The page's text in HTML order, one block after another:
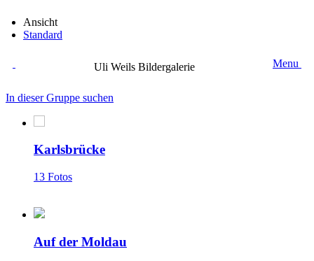
Ansicht
Standard
Uli Weils Bildergalerie Menu
In dieser Gruppe suchen
Karlsbrücke
13 Fotos
Auf der Moldau